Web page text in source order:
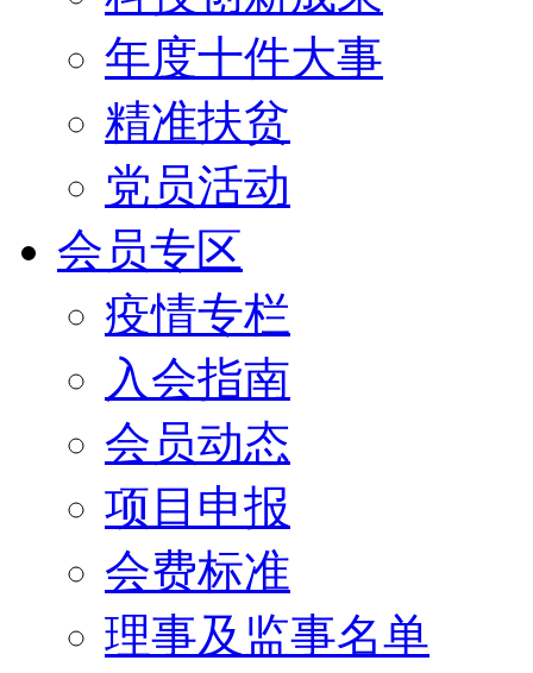
年度十件大事
精准扶贫
党员活动
会员专区
疫情专栏
入会指南
会员动态
项目申报
会费标准
理事及监事名单